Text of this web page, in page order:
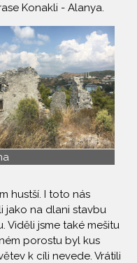
Konakli - Alanya.
hustší. I toto nás
jako na dlani stavbu
Viděli jsme také mešitu
porostu byl kus
k cíli nevede. Vrátili